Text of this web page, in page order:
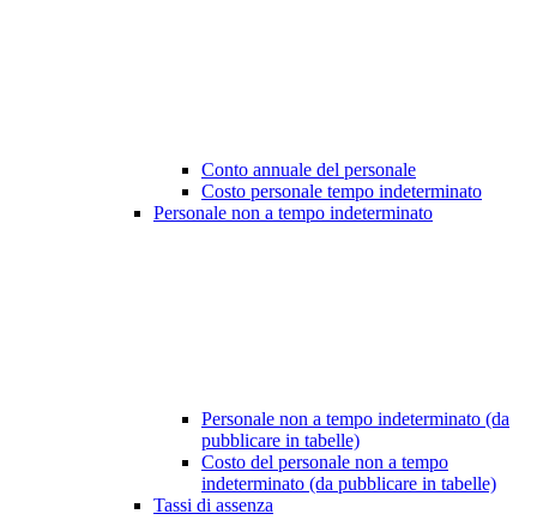
Conto annuale del personale
Costo personale tempo indeterminato
Personale non a tempo indeterminato
Personale non a tempo indeterminato (da
pubblicare in tabelle)
Costo del personale non a tempo
indeterminato (da pubblicare in tabelle)
Tassi di assenza